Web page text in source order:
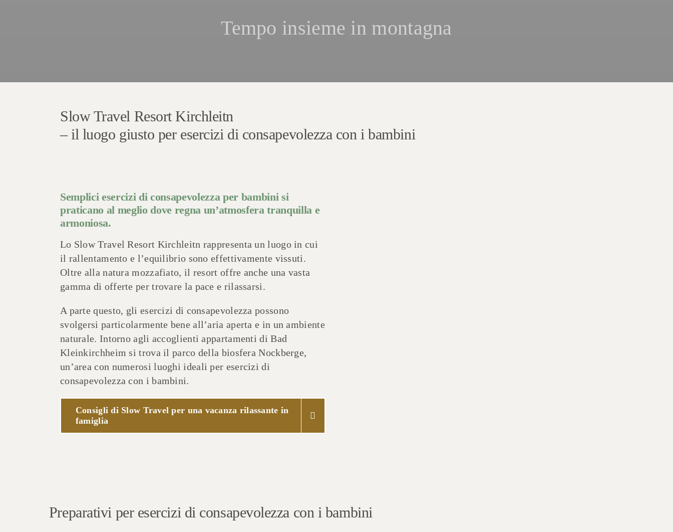
Tempo insieme in montagna
Slow Travel Resort Kirchleitn
– il luogo giusto per esercizi di consapevolezza con i bambini
Semplici esercizi di consapevolezza per bambini si
praticano al meglio dove regna un’atmosfera tranquilla e
armoniosa.
Lo Slow Travel Resort Kirchleitn rappresenta un luogo in cui
il rallentamento e l’equilibrio sono effettivamente vissuti.
Oltre alla natura mozzafiato, il resort offre anche una vasta
gamma di offerte per trovare la pace e rilassarsi.
A parte questo, gli esercizi di consapevolezza possono
svolgersi particolarmente bene all’aria aperta e in un ambiente
naturale. Intorno agli accoglienti appartamenti di Bad
Kleinkirchheim si trova il parco della biosfera Nockberge,
un’area con numerosi luoghi ideali per esercizi di
consapevolezza con i bambini.
Consigli di Slow Travel per una vacanza rilassante in
famiglia
Preparativi per esercizi di consapevolezza con i bambini